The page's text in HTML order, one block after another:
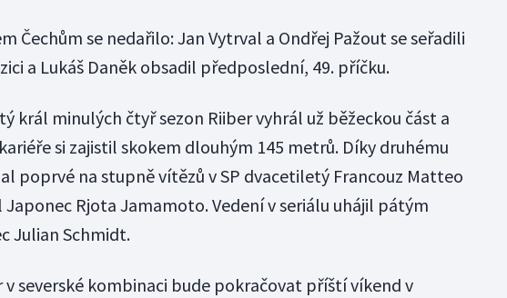
Čechům se nedařilo: Jan Vytrval a Ondřej Pažout se seřadili
a Lukáš Daněk obsadil předposlední, 49. příčku.
král minulých čtyř sezon Riiber vyhrál už běžeckou část a
si zajistil skokem dlouhým 145 metrů. Díky druhému
poprvé na stupně vítězů v SP dvacetiletý Francouz Matteo
Rjota Jamamoto. Vedení v seriálu uhájil pátým
Julian Schmidt.
v severské kombinaci bude pokračovat příští víkend v